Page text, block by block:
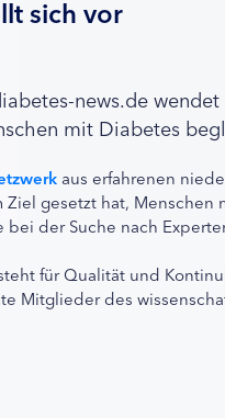
sich vor
news.de
mit Diabetes
aus erfahrenen
Ziel gesetzt hat,
bei der Suche nach
für Qualität und
Mitglieder des